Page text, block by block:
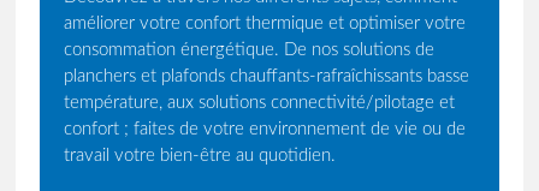
améliorer votre confort thermique et optimiser votre
consommation énergétique. De nos solutions de
planchers et plafonds chauffants-rafraîchissants basse
température, aux solutions connectivité/pilotage et
confort ; faites de votre environnement de vie ou de
travail votre bien-être au quotidien.